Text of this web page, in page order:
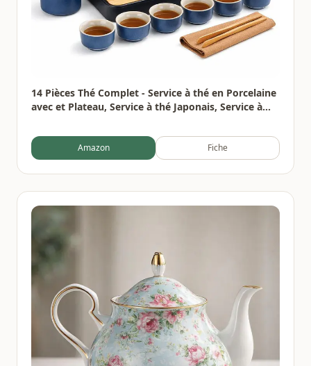
14 Pièces Thé Complet - Service à thé en Porcelaine
avec et Plateau, Service à thé Japonais, Service à
Isolées de 120 ml,220ml Théière Thés à Fleurs
Amazon Fiche